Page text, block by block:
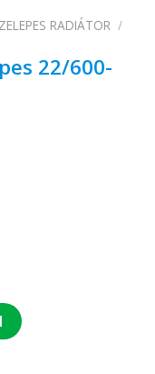
RADIÁTOR /
22/600-
mennyiség